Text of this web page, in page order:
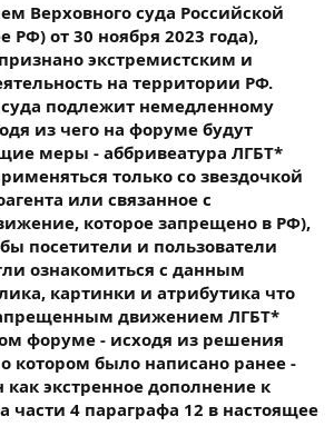
Верховного суда Российской
РФ) от 30 ноября 2023 года),
экстремистским и
на территории РФ.
подлежит немедленному
из чего на форуме будут
меры - аббривеатура ЛГБТ*
только со звездочкой
или связанное с
которое запрещено в РФ),
посетители и пользователи
ознакомиться с данным
картинки и атрибутика что
движением ЛГБТ*
форуме - исходя из решения
котором было написано ранее -
как экстренное дополнение к
4 параграфа 12 в настоящее